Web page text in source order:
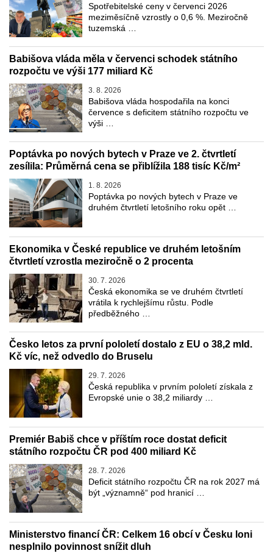
Spotřebitelské ceny v červenci 2026
meziměsíčně vzrostly o 0,6 %. Meziročně
tuzemská …
Babišova vláda měla v červenci schodek státního
rozpočtu ve výši 177 miliard Kč
3. 8. 2026
Babišova vláda hospodařila na konci
července s deficitem státního rozpočtu ve
výši …
Poptávka po nových bytech v Praze ve 2. čtvrtletí
zesílila: Průměrná cena se přiblížila 188 tisíc Kč/m²
1. 8. 2026
Poptávka po nových bytech v Praze ve
druhém čtvrtletí letošního roku opět …
Ekonomika v České republice ve druhém letošním
čtvrtletí vzrostla meziročně o 2 procenta
30. 7. 2026
Česká ekonomika se ve druhém čtvrtletí
vrátila k rychlejšímu růstu. Podle
předběžného …
Česko letos za první pololetí dostalo z EU o 38,2 mld.
Kč víc, než odvedlo do Bruselu
29. 7. 2026
Česká republika v prvním pololetí získala z
Evropské unie o 38,2 miliardy …
Premiér Babiš chce v příštím roce dostat deficit
státního rozpočtu ČR pod 400 miliard Kč
28. 7. 2026
Deficit státního rozpočtu ČR na rok 2027 má
být „významně“ pod hranicí …
Ministerstvo financí ČR: Celkem 16 obcí v Česku loni
nesplnilo povinnost snížit dluh